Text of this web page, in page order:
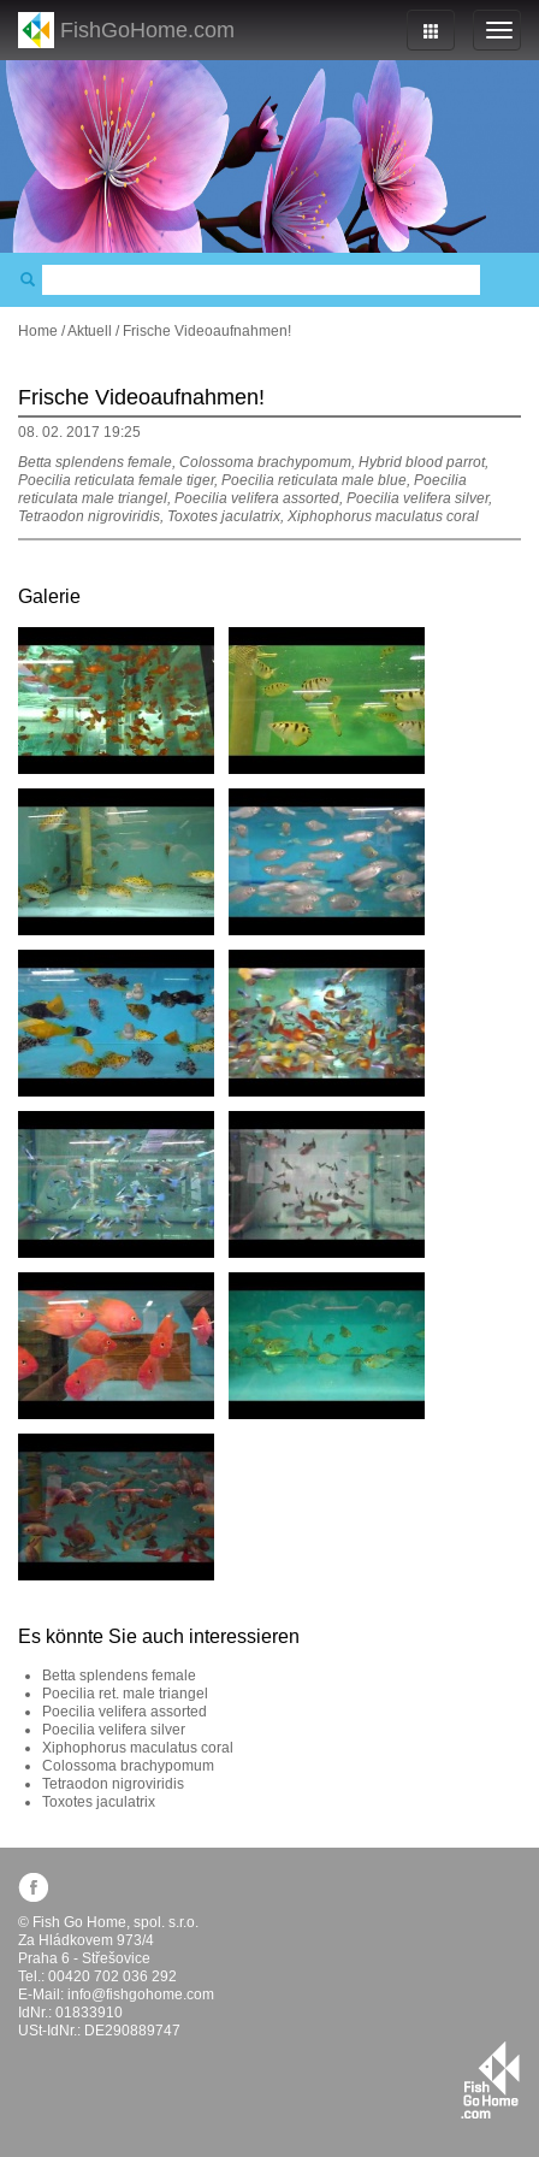
FishGoHome.com
Home /Aktuell / Frische Videoaufnahmen!
Frische Videoaufnahmen!
08. 02. 2017 19:25
Betta splendens female, Colossoma brachypomum, Hybrid blood parrot,
Poecilia reticulata female tiger, Poecilia reticulata male blue, Poecilia
reticulata male triangel, Poecilia velifera assorted, Poecilia velifera silver,
Tetraodon nigroviridis, Toxotes jaculatrix, Xiphophorus maculatus coral
Galerie
Es könnte Sie auch interessieren
Betta splendens female
Poecilia ret. male triangel
Poecilia velifera assorted
Poecilia velifera silver
Xiphophorus maculatus coral
Colossoma brachypomum
Tetraodon nigroviridis
Toxotes jaculatrix
© Fish Go Home, spol. s.r.o.
Za Hládkovem 973/4
Praha 6 - Střešovice
Tel.: 00420 702 036 292
E-Mail: info@fishgohome.com
IdNr.: 01833910
USt-IdNr.: DE290889747